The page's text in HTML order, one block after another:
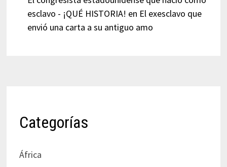
esclavo - ¡QUÉ HISTORIA! en El exesclavo que
envió una carta a su antiguo amo
Categorías
África